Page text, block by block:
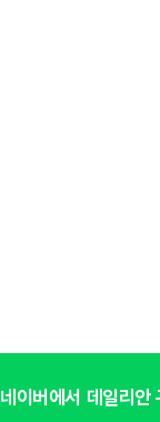
네이버에서 데일리안